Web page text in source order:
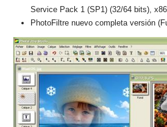
Service Pack 1 (SP1) (32/64 bits), x86
PhotoFiltre nuevo completa versión